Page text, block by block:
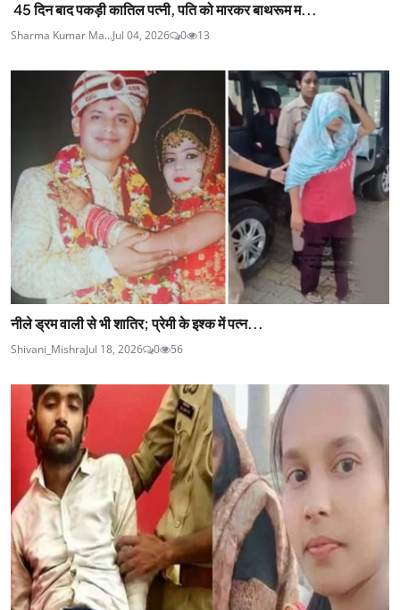
45 दिन बाद पकड़ी कातिल पत्नी, पति को मारकर बाथरूम म...
Sharma Kumar Ma...Jul 04, 2026 0 13
नीले ड्रम वाली से भी शातिर; प्रेमी के इश्‍क में पत्न...
Shivani_MishraJul 18, 2026 0 56